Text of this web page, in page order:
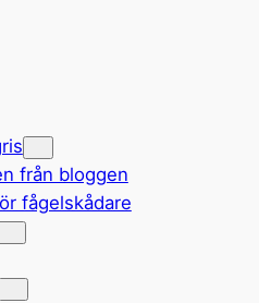
från bloggen
fågelskådare